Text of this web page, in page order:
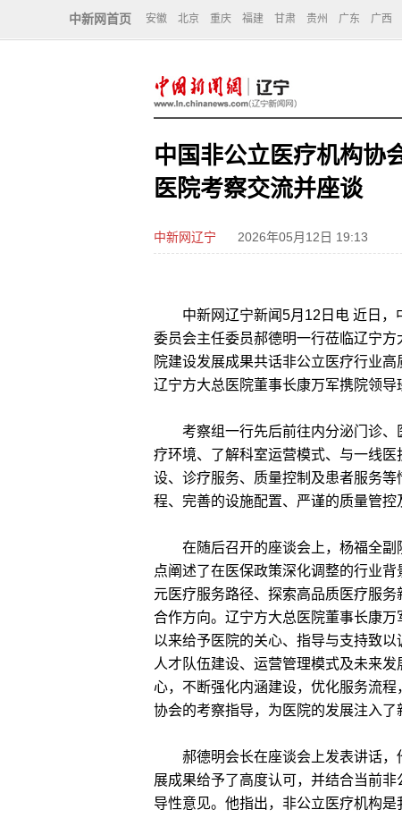
中新网首页 安徽 北京 重庆 福建 甘肃 贵州 广东 广西
中国非公立医疗机构协
医院考察交流并座谈
中新网辽宁 2026年05月12日 19:13
中新网辽宁新闻5月12日电 近日，
委员会主任委员郝德明一行莅临辽宁
院建设发展成果共话非公立医疗行业
辽宁方大总医院董事长康万军携院领导
考察组一行先后前往内分泌门诊、
疗环境、了解科室运营模式、与一线
设、诊疗服务、质量控制及患者服务
程、完善的设施配置、严谨的质量管控
在随后召开的座谈会上，杨福全副
点阐述了在医保政策深化调整的行业
元医疗服务路径、探索高品质医疗服
合作方向。辽宁方大总医院董事长康
以来给予医院的关心、指导与支持致
人才队伍建设、运营管理模式及未来
心，不断强化内涵建设，优化服务流
协会的考察指导，为医院的发展注入了
郝德明会长在座谈会上发表讲话，
展成果给予了高度认可，并结合当前
导性意见。他指出，非公立医疗机构